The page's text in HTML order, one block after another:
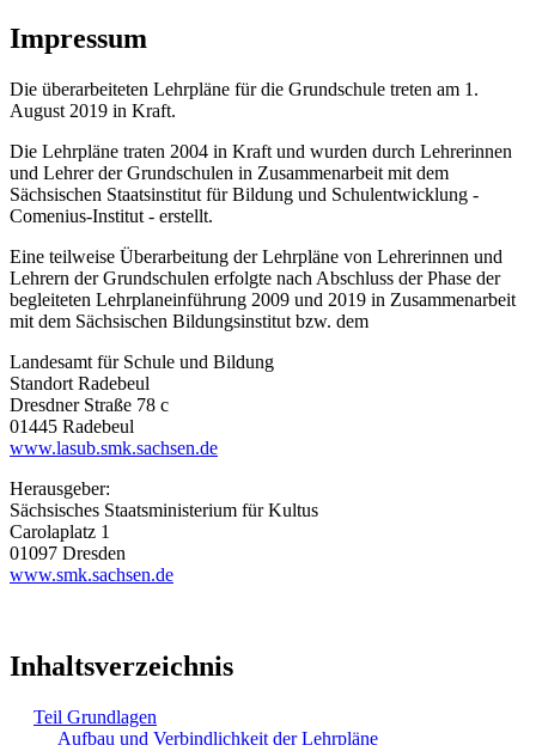
Impressum
Die überarbeiteten Lehrpläne für die Grundschule treten am 1.
August 2019 in Kraft.
Die Lehrpläne traten 2004 in Kraft und wurden durch Lehrerinnen
und Lehrer der Grundschulen in Zusammenarbeit mit dem
Sächsischen Staatsinstitut für Bildung und Schulentwicklung -
Comenius-Institut - erstellt.
Eine teilweise Überarbeitung der Lehrpläne von Lehrerinnen und
Lehrern der Grundschulen erfolgte nach Abschluss der Phase der
begleiteten Lehrplaneinführung 2009 und 2019 in Zusammenarbeit
mit dem Sächsischen Bildungsinstitut bzw. dem
Landesamt für Schule und Bildung
Standort Radebeul
Dresdner Straße 78 c
01445 Radebeul
www.lasub.smk.sachsen.de
Herausgeber:
Sächsisches Staatsministerium für Kultus
Carolaplatz 1
01097 Dresden
www.smk.sachsen.de
Inhaltsverzeichnis
Teil Grundlagen
Aufbau und Verbindlichkeit der Lehrpläne